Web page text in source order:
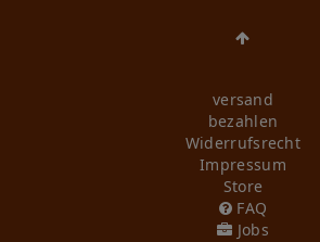
versand
bezahlen
Widerrufs­recht
Impressum
Store
FAQ
Jobs